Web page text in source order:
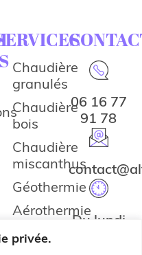
privée.
Chaudière
granulés
Chaudière
bois
Chaudière
miscanthus
Géothermie
Aérothermie
Climatisation
06 16 77
91 78
Du lundi